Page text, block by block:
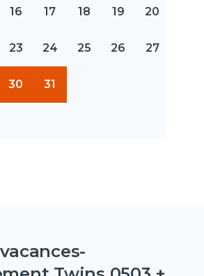
16 17 18 19 20
23 24 25 26 27
30 31